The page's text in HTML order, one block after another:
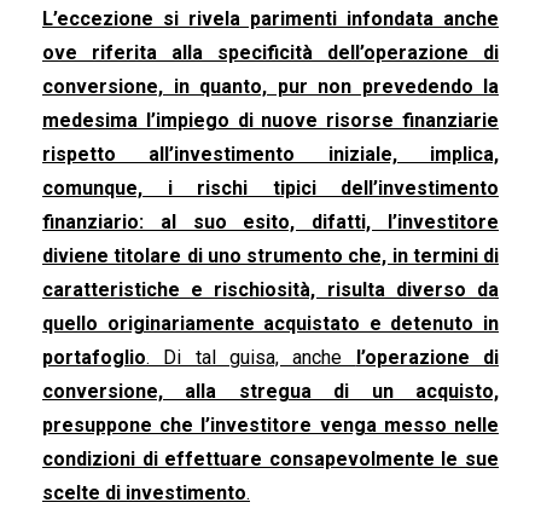
L’eccezione si rivela parimenti infondata anche
ove riferita alla specificità dell’operazione di
conversione, in quanto, pur non prevedendo la
medesima l’impiego di nuove risorse finanziarie
rispetto all’investimento iniziale, implica,
comunque, i rischi tipici dell’investimento
finanziario: al suo esito, difatti, l’investitore
diviene titolare di uno strumento che, in termini di
caratteristiche e rischiosità, risulta diverso da
quello originariamente acquistato e detenuto in
portafoglio. Di tal guisa, anche l’operazione di
conversione, alla stregua di un acquisto,
presuppone che l’investitore venga messo nelle
condizioni di effettuare consapevolmente le sue
scelte di investimento.